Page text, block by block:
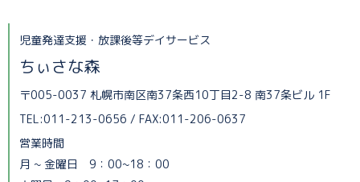
児童発達支援・放課後等デイサービス
ちぃさな森
〒005-0037 札幌市南区南37条西10丁目2-8 南37条ビル 1F
TEL:011-213-0656 / FAX:011-206-0637
営業時間
月 ~ 金曜日 9：00~18：00